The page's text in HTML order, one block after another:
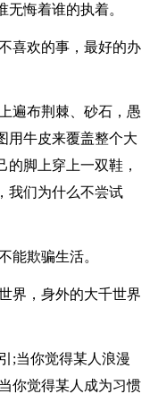
悔着谁的执着。
喜欢的事，最好的办
遍布荆棘、砂石，愚
用牛皮来覆盖整个大
脚上穿上一双鞋，
们为什么不尝试
能欺骗生活。
界，身外的大千世界
;当你觉得某人浪漫
你觉得某人成为习惯